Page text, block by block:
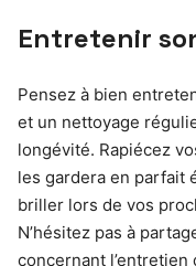
Entretenir
Pensez à bien
et un nettoyage
longévité. Rapiécez
les gardera en parfait
briller lors de vos
N’hésitez pas à
concernant